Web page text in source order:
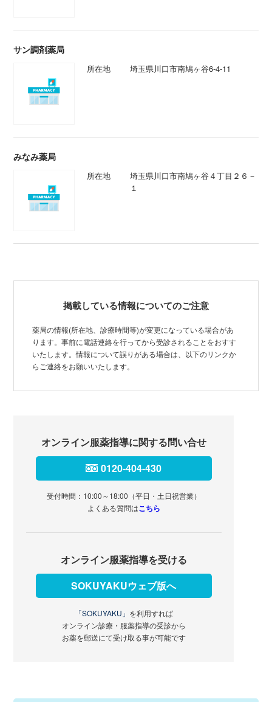
サン調剤薬局
所在地 埼玉県川口市南鳩ヶ谷6-4-11
みなみ薬局
所在地
埼玉県川口市南鳩ヶ谷４丁目２６－
１
掲載している情報についてのご注意
薬局の情報(所在地、診療時間等)が変更になっている場合があ
ります。事前に電話連絡を行ってから受診されることをおすす
いたします。情報について誤りがある場合は、以下のリンクか
らご連絡をお願いいたします。
オンライン服薬指導に関する問い合せ
0120-404-430
受付時間：10:00～18:00（平日・土日祝営業）
よくある質問はこちら
オンライン服薬指導を受ける
SOKUYAKUウェブ版へ
「SOKUYAKU」 を利用すれば
オンライン診療・服薬指導の受診から
お薬を郵送にて受け取る事が可能です